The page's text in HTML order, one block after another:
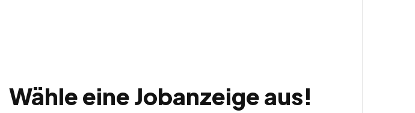
Wähle eine Jobanzeige aus!